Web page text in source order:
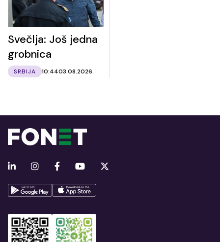
Svečlja: Još jedna
grobnica
SRBIJA 10:4403.08.2026.